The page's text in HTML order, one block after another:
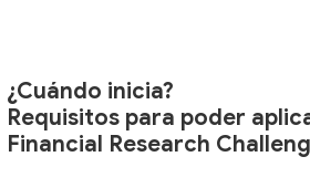
¿Cuándo inicia?
Requisitos para poder
Financial Research